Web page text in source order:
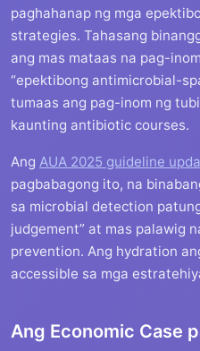
paghahanap ng mga
strategies. Tahasang
ang mas mataas na pag-
“epektibong antimicrobial-
tumaas ang pag-inom ng
kaunting antibiotic courses.
Ang AUA 2025 guideline
pagbabagong ito, na
sa microbial detection
judgement” at mas palawig
prevention. Ang hydration
accessible sa mga
Ang Economic Case